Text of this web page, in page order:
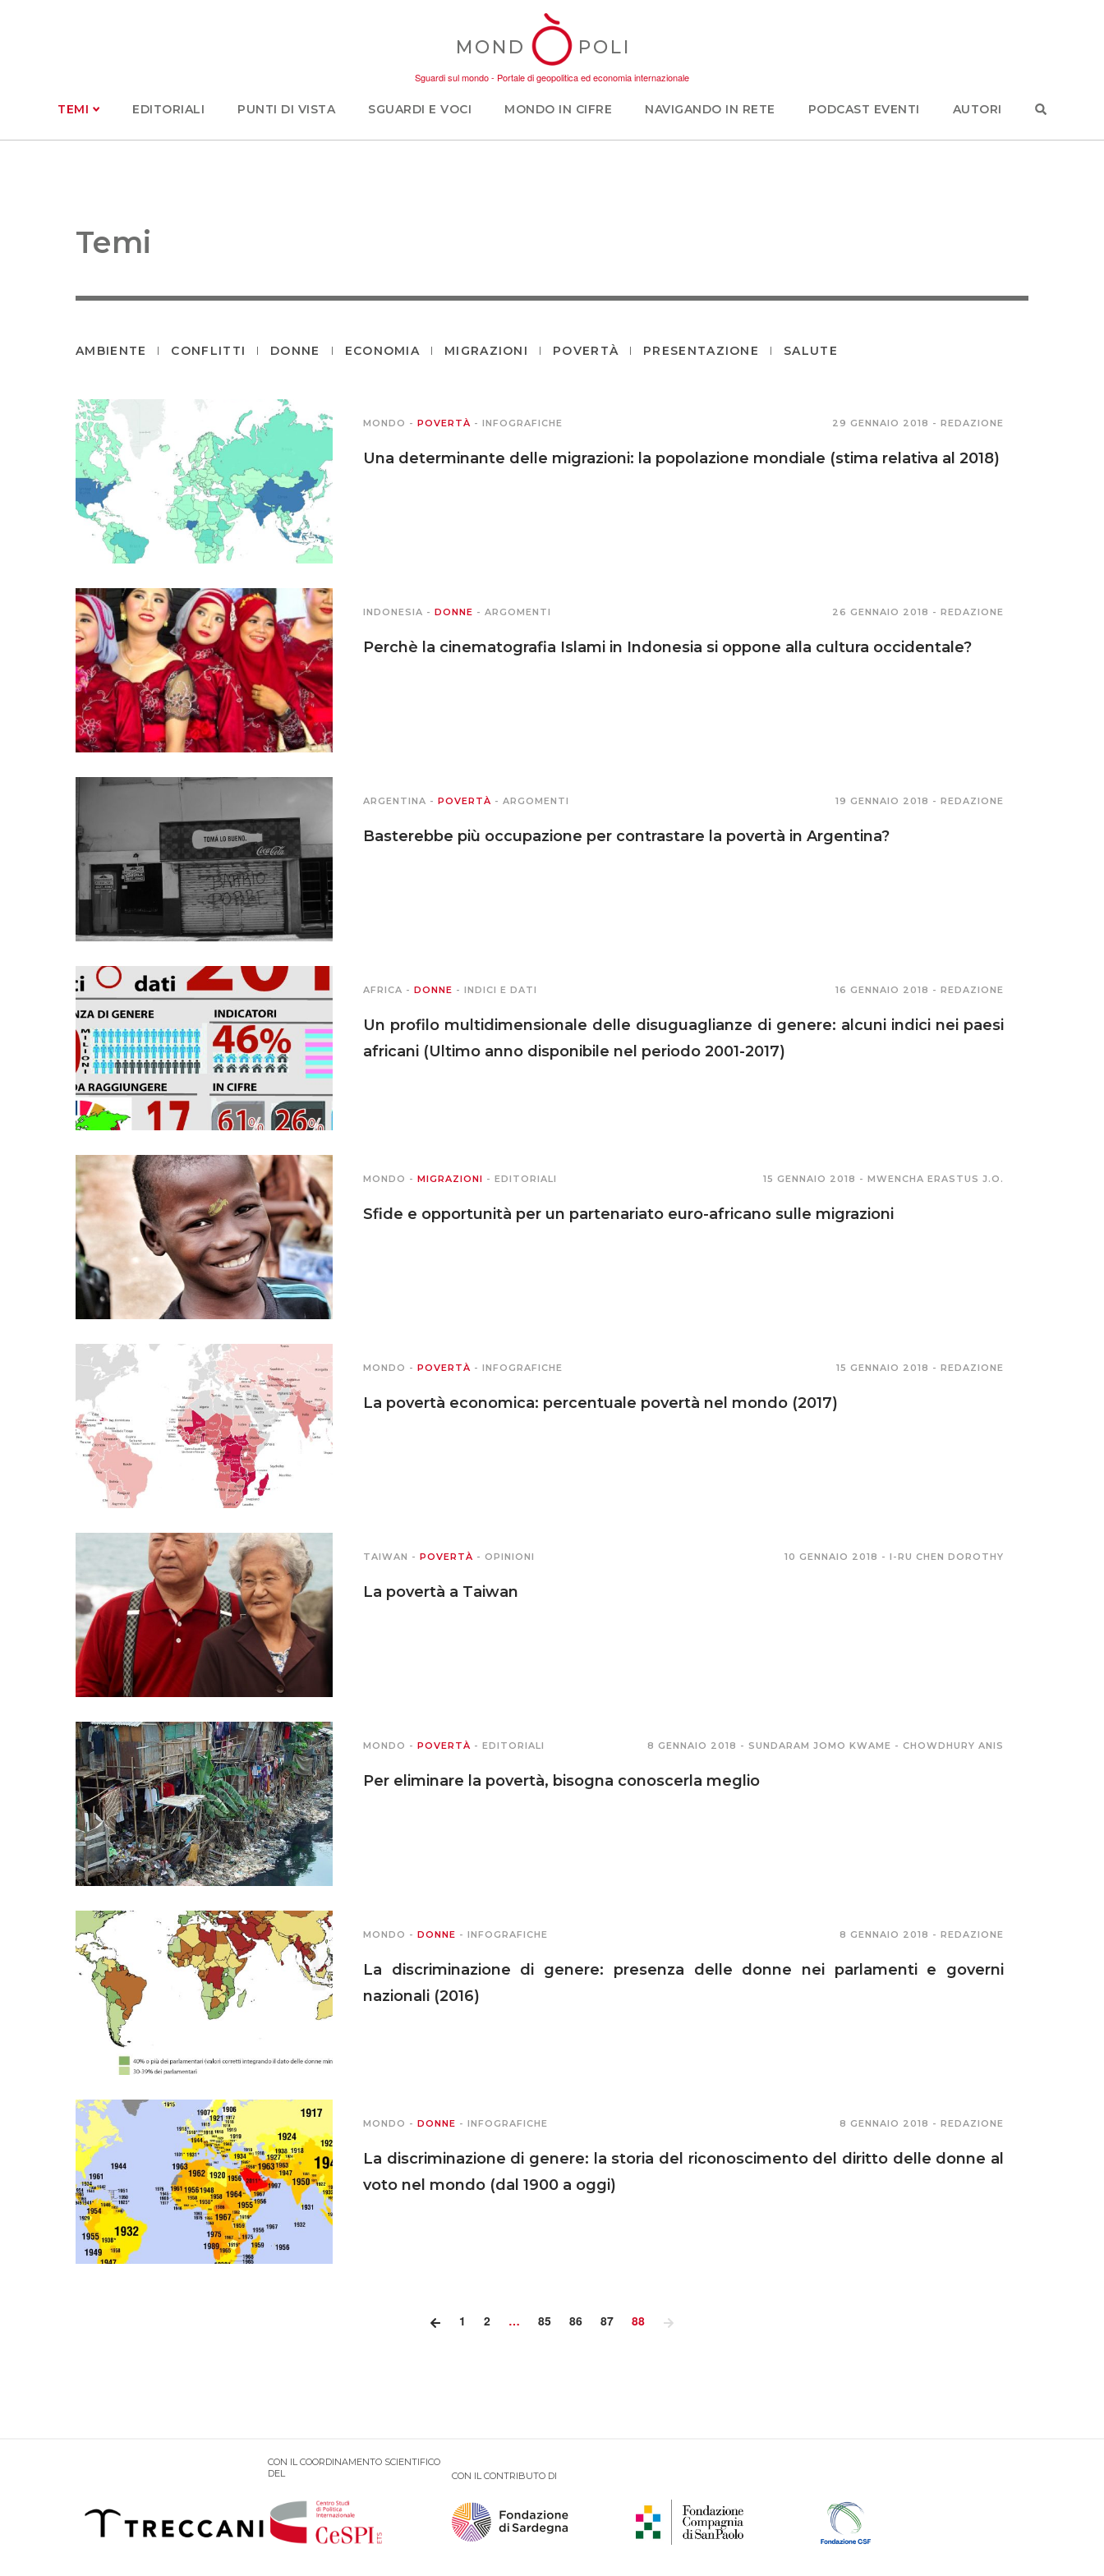
MOND POLI
Sguardi sul mondo - Portale di geopolitica ed economia internazionale
TEMI EDITORIALI PUNTI DI VISTA SGUARDI E VOCI MONDO IN CIFRE NAVIGANDO IN RETE PODCAST EVENTI AUTORI
Temi
AMBIENTE CONFLITTI DONNE ECONOMIA MIGRAZIONI POVERTÀ PRESENTAZIONE SALUTE
MONDO - POVERTÀ - INFOGRAFICHE 29 GENNAIO 2018 - REDAZIONE
Una determinante delle migrazioni: la popolazione mondiale (stima relativa al 2018)
INDONESIA - DONNE - ARGOMENTI 26 GENNAIO 2018 - REDAZIONE
Perchè la cinematografia Islami in Indonesia si oppone alla cultura occidentale?
ARGENTINA - POVERTÀ - ARGOMENTI 19 GENNAIO 2018 - REDAZIONE
Basterebbe più occupazione per contrastare la povertà in Argentina?
AFRICA - DONNE - INDICI E DATI 16 GENNAIO 2018 - REDAZIONE
Un profilo multidimensionale delle disuguaglianze di genere: alcuni indici nei paesi
africani (Ultimo anno disponibile nel periodo 2001-2017)
MONDO - MIGRAZIONI - EDITORIALI 15 GENNAIO 2018 - MWENCHA ERASTUS J.O.
Sfide e opportunità per un partenariato euro-africano sulle migrazioni
MONDO - POVERTÀ - INFOGRAFICHE 15 GENNAIO 2018 - REDAZIONE
La povertà economica: percentuale povertà nel mondo (2017)
TAIWAN - POVERTÀ - OPINIONI 10 GENNAIO 2018 - I-RU CHEN DOROTHY
La povertà a Taiwan
MONDO - POVERTÀ - EDITORIALI 8 GENNAIO 2018 - SUNDARAM JOMO KWAME - CHOWDHURY ANIS
Per eliminare la povertà, bisogna conoscerla meglio
MONDO - DONNE - INFOGRAFICHE 8 GENNAIO 2018 - REDAZIONE
La discriminazione di genere: presenza delle donne nei parlamenti e governi
nazionali (2016)
MONDO - DONNE - INFOGRAFICHE 8 GENNAIO 2018 - REDAZIONE
La discriminazione di genere: la storia del riconoscimento del diritto delle donne al
voto nel mondo (dal 1900 a oggi)
1 2 … 85 86 87 88
CON IL COORDINAMENTO SCIENTIFICO
DEL
CON IL CONTRIBUTO DI